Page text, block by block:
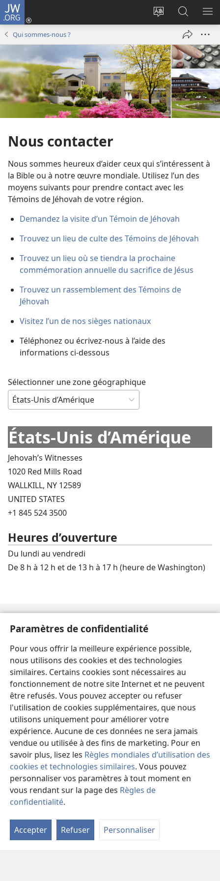
Paramètres de confidentialité
Pour vous offrir la meilleure expérience possible,
nous utilisons des cookies et des technologies
similaires. Certains cookies sont nécessaires au
fonctionnement de notre site Internet et ne peuvent
être refusés. Vous pouvez accepter ou refuser
l'utilisation de cookies supplémentaires, que nous
utilisons uniquement pour améliorer votre
expérience. Aucune de ces données ne sera jamais
vendue ou utilisée à des fins de marketing. Pour en
savoir plus, lisez les Règles mondiales d’utilisation des
cookies et technologies similaires. Vous pouvez
personnaliser vos paramètres à tout moment en
vous rendant sur la page des Règles de
confidentialité.
Accepter Refuser Personnaliser
JW.ORG
Changer
langue
du
site
Se
connecter
nouvelle
fenêtre)
sur
JW.ORG
Qui sommes-nous ?
Nous contacter
Nous sommes heureux d’aider ceux qui s’intéressent à
la Bible ou à notre œuvre mondiale. Utilisez l’un des
moyens suivants pour prendre contact avec les
Témoins de Jéhovah de votre région.
Demandez la visite d’un Témoin de Jéhovah
Trouvez un lieu de culte des Témoins de Jéhovah
Trouvez un lieu où se tiendra la prochaine
commémoration annuelle du sacrifice de Jésus
Trouvez un rassemblement des Témoins de
Jéhovah
Visitez l’un de nos sièges nationaux
Téléphonez ou écrivez-nous à l’aide des
informations ci-dessous
Sélectionner une zone géographique
États-Unis d’Amérique
Jehovah’s Witnesses
1020 Red Mills Road
WALLKILL, NY 12589
UNITED STATES
+1 845 524 3500
Heures d’ouverture
Du lundi au vendredi
De 8 h à 12 h et de 13 h à 17 h (heure de Washington)
JW.ORG®/ SITE OFFICIEL DES TÉMOINS DE JÉHOVAH
Paramètres d'apparence
Liens d'accès rapide
Demandez une visite
Trouve une réunion
(ouvre
une
nouvelle
fenêtre)
Trouver une assemblée
(ouvre
une
nouvelle
fenêtre)
Les nouveautés
Vidéos
Rechercher
Aide
Dons
(ouvre
une